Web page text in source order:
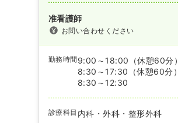
准看護師
お問い合わせください
勤務時間 9:00～18:00
（休憩60分）
8:30～17:30
（休憩60分）
8:30～12:30
診療科目 内科・外科・整形外科